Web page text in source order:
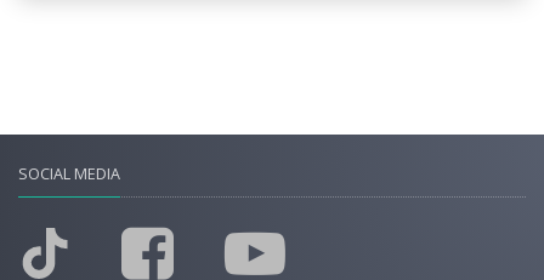
SOCIAL MEDIA